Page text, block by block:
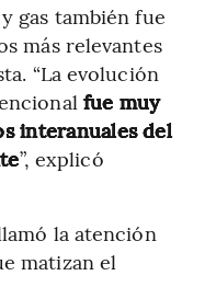
gas también fue
más relevantes
“La evolución
fue muy
interanuales del
”, explicó
la atención
matizan el